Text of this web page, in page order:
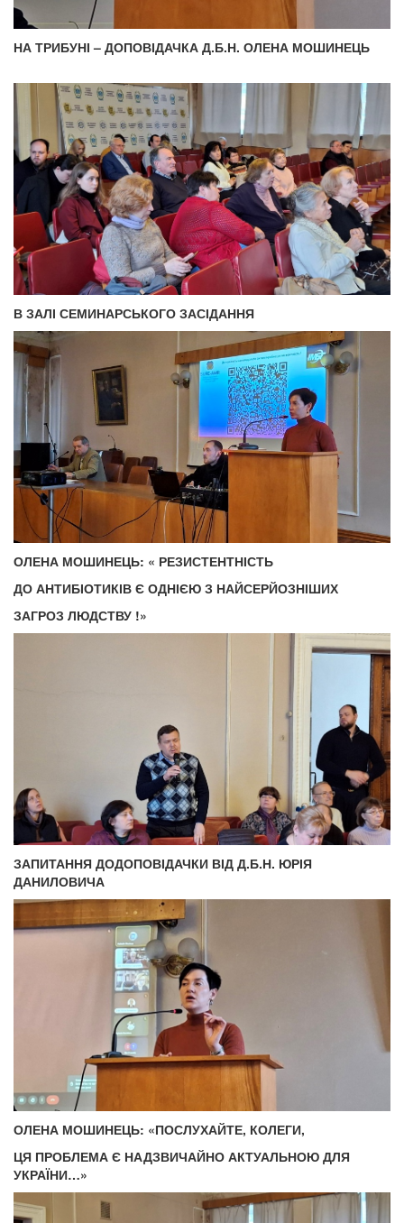
НА ТРИБУНІ – ДОПОВІДАЧКА Д.Б.Н. ОЛЕНА МОШИНЕЦЬ
В ЗАЛІ СЕМИНАРСЬКОГО ЗАСІДАННЯ
ОЛЕНА МОШИНЕЦЬ: « РЕЗИСТЕНТНІСТЬ
ДО АНТИБІОТИКІВ Є ОДНІЄЮ З НАЙСЕРЙОЗНІШИХ
ЗАГРОЗ ЛЮДСТВУ !»
ЗАПИТАННЯ ДОДОПОВІДАЧКИ ВІД Д.Б.Н. ЮРІЯ
ДАНИЛОВИЧА
ОЛЕНА МОШИНЕЦЬ: «ПОСЛУХАЙТЕ, КОЛЕГИ,
ЦЯ ПРОБЛЕМА Є НАДЗВИЧАЙНО АКТУАЛЬНОЮ ДЛЯ
УКРАЇНИ…»